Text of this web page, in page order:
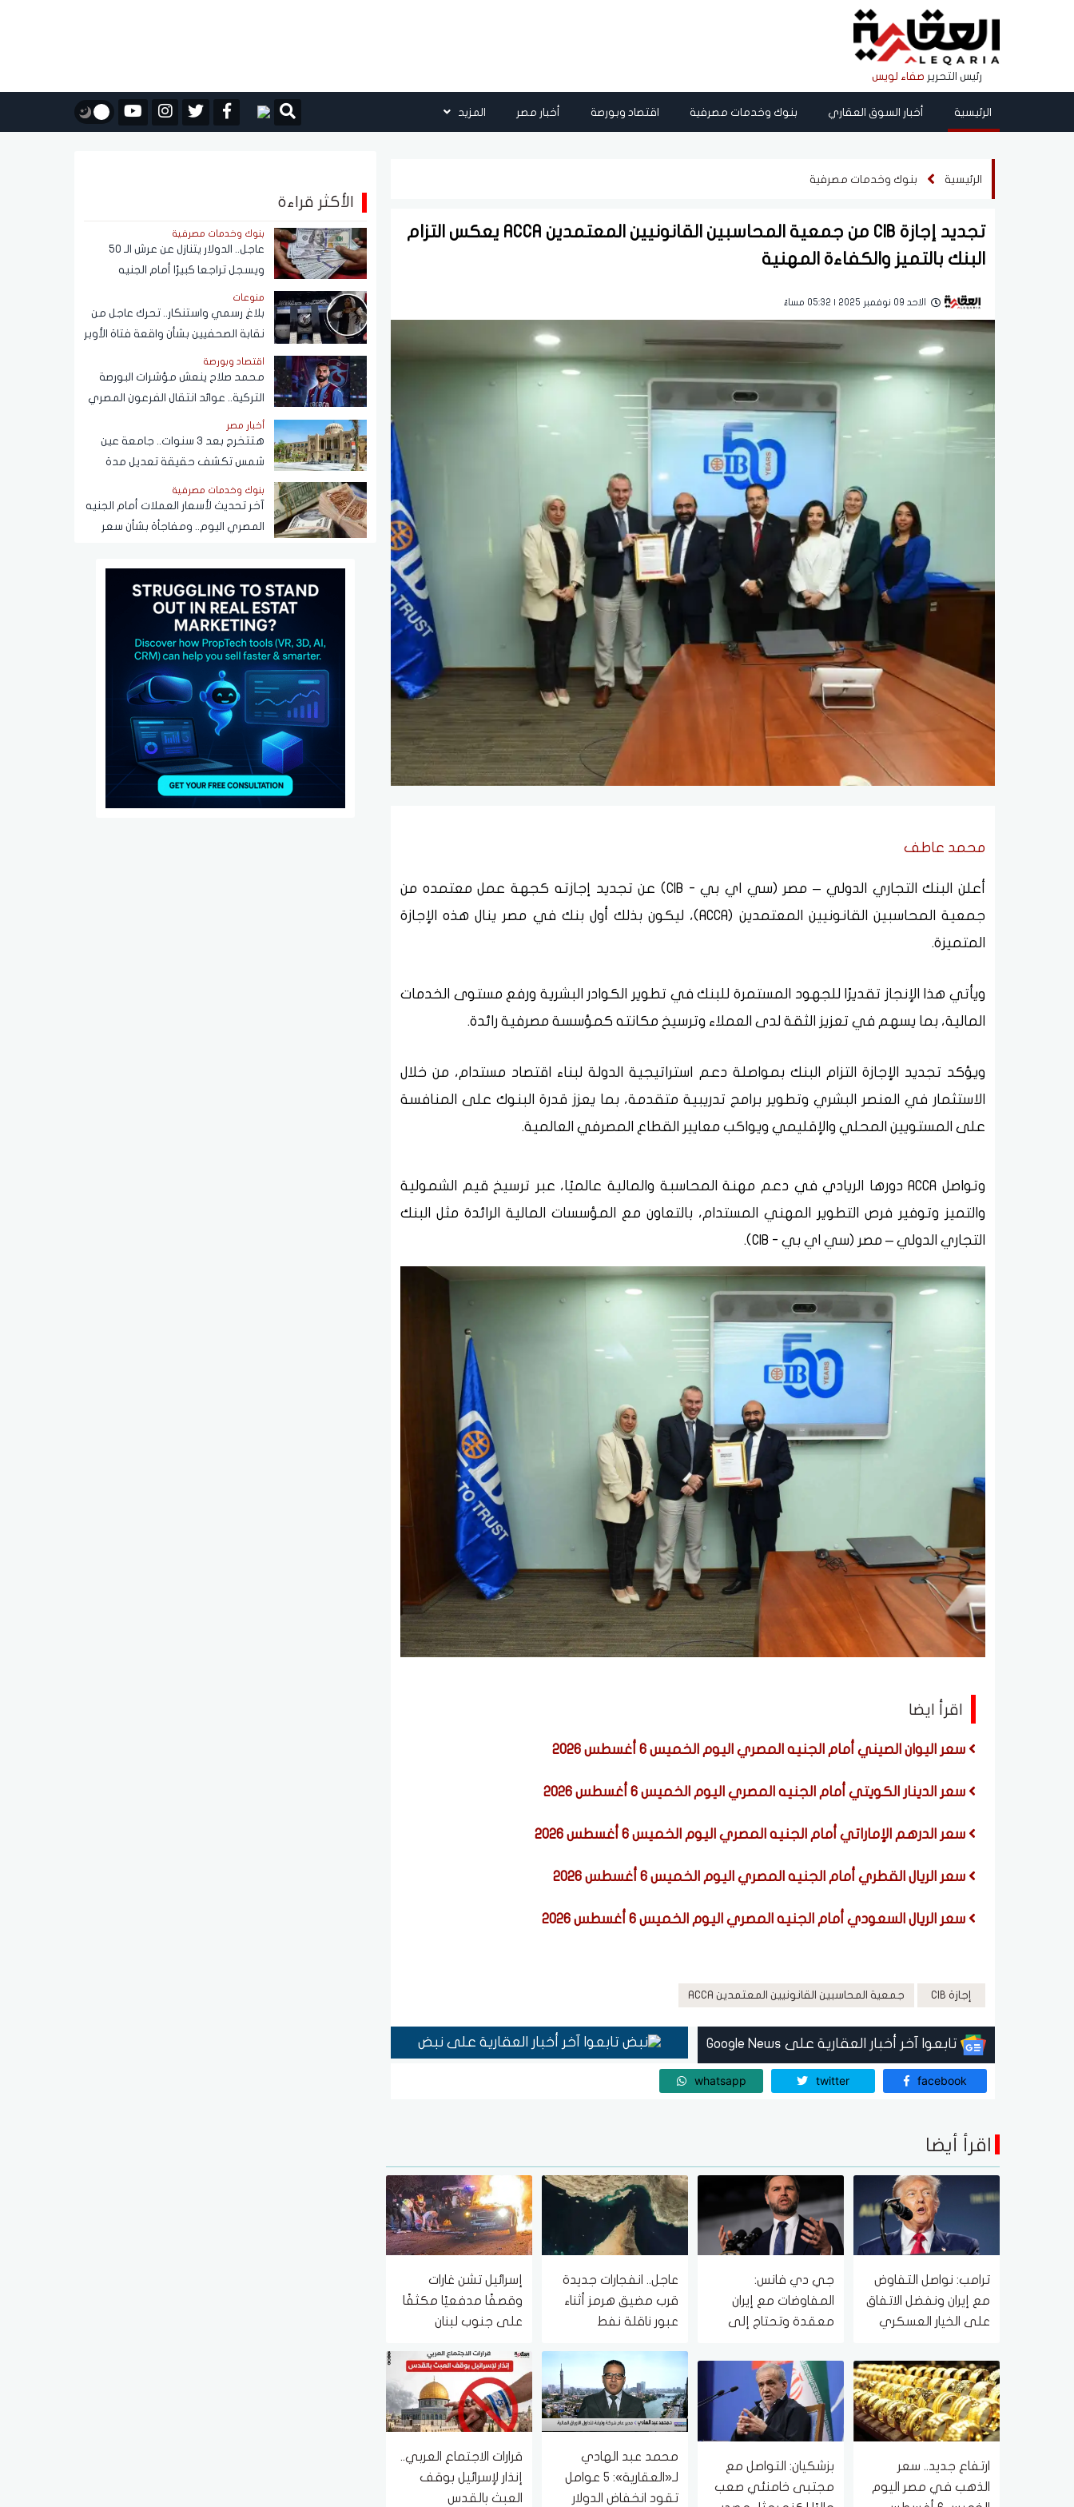
رئيس التحرير صفاء لويس
الرئيسية أخبار السوق العقاري بنوك وخدمات مصرفية اقتصاد وبورصة أخبار مصر المزيد
الرئيسية بنوك وخدمات مصرفية
تجديد إجازة CIB من جمعية المحاسبين القانونيين المعتمدين ACCA يعكس التزام
البنك بالتميز والكفاءة المهنية
الاحد 09 نوفمبر 2025 | 05:32 مساءً
محمد عاطف
أعلن البنك التجاري الدولي – مصر (سي اي بي - CIB) عن تجديد إجازته كجهة عمل معتمده من
جمعية المحاسبين القانونيين المعتمدين (ACCA)، ليكون بذلك أول بنك في مصر ينال هذه الإجازة
المتميزة.
ويأتي هذا الإنجاز تقديرًا للجهود المستمرة للبنك في تطوير الكوادر البشرية ورفع مستوى الخدمات
المالية، بما يسهم في تعزيز الثقة لدى العملاء وترسيخ مكانته كمؤسسة مصرفية رائدة.
ويؤكد تجديد الإجازة التزام البنك بمواصلة دعم استراتيجية الدولة لبناء اقتصاد مستدام، من خلال
الاستثمار في العنصر البشري وتطوير برامج تدريبية متقدمة، بما يعزز قدرة البنوك على المنافسة
على المستويين المحلي والإقليمي ويواكب معايير القطاع المصرفي العالمية.
وتواصل ACCA دورها الريادي في دعم مهنة المحاسبة والمالية عالميًا، عبر ترسيخ قيم الشمولية
والتميز وتوفير فرص التطوير المهني المستدام، بالتعاون مع المؤسسات المالية الرائدة مثل البنك
التجاري الدولي – مصر (سي اي بي - CIB).
اقرأ ايضا
سعر اليوان الصيني أمام الجنيه المصري اليوم الخميس 6 أغسطس 2026
سعر الدينار الكويتي أمام الجنيه المصري اليوم الخميس 6 أغسطس 2026
سعر الدرهم الإماراتي أمام الجنيه المصري اليوم الخميس 6 أغسطس 2026
سعر الريال القطري أمام الجنيه المصري اليوم الخميس 6 أغسطس 2026
سعر الريال السعودي أمام الجنيه المصري اليوم الخميس 6 أغسطس 2026
إجازة CIB جمعية المحاسبين القانونيين المعتمدين ACCA
تابعوا آخر أخبار العقارية على Google News تابعوا آخر أخبار العقارية على نبض
facebook
twitter
whatsapp
اقرأ أيضا
ترامب: نواصل التفاوض
مع إيران ونفضل الاتفاق
على الخيار العسكري
جي دي فانس:
المفاوضات مع إيران
معقدة وتحتاج إلى
عاجل.. انفجارات جديدة
قرب مضيق هرمز أثناء
عبور ناقلة نفط
إسرائيل تشن غارات
وقصفًا مدفعيًا مكثفًا
على جنوب لبنان
ارتفاع جديد.. سعر
الذهب في مصر اليوم
بزشكيان: التواصل مع
مجتبى خامنئي صعب
محمد عبد الهادي
لـ«العقارية»: 5 عوامل
تقود انخفاض الدولار
قرارات الاجتماع العربي..
إنذار لإسرائيل بوقف
العبث بالقدس
الأكثر قراءة
بنوك وخدمات مصرفية
عاجل.. الدولار يتنازل عن عرش الـ 50
ويسجل تراجعا كبيرًا أمام الجنيه
المصري
منوعات
بلاغ رسمي واستنكار.. تحرك عاجل من
نقابة الصحفيين بشأن واقعة فتاة الأوبر
اقتصاد وبورصة
محمد صلاح ينعش مؤشرات البورصة
التركية.. عوائد انتقال الفرعون المصري
لـ"طرابزون" تتجاوز المستطيل الأخضر
أخبار مصر
هتتخرج بعد 3 سنوات.. جامعة عين
شمس تكشف حقيقة تعديل مدة
بنوك وخدمات مصرفية
آخر تحديث لأسعار العملات أمام الجنيه
المصري اليوم.. ومفاجأة بشأن سعر